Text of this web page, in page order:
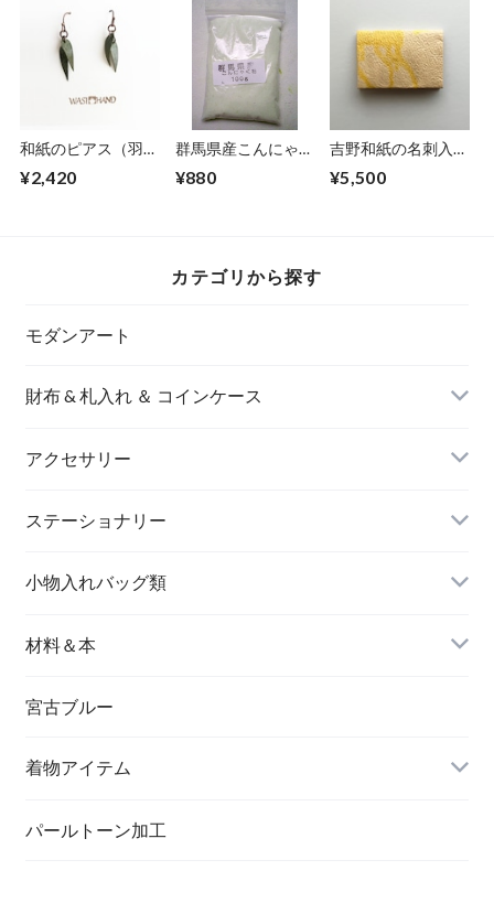
和紙のピアス（羽）
¥2,420
群馬県産こんにゃく
０ｇ）
¥880
吉野和紙の名刺入れ
¥5,500
カテゴリから探す
モダンアート
財布 & 札入れ ＆ コインケース
長財布
アクセサリー
イヤリング＆ピアス
バングル＆ブレスレット
ペンダント
ブローチ
ステーショナリー
名刺入れ
メッセージカード
一筆箋
小物入れバッグ類
バッグ
材料＆本
ハンドメイドキット
宮古ブルー
着物アイテム
パールトーン加工